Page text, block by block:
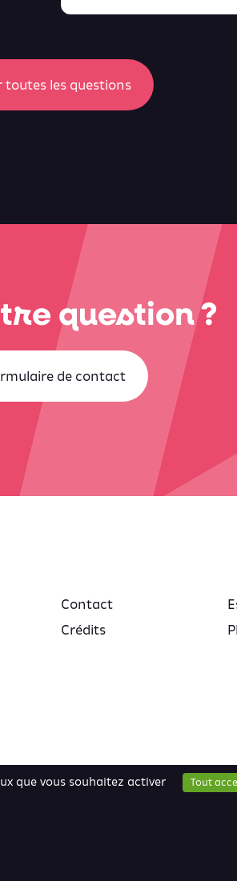
que vous souhaitez activer Tout
toutes les questions
question ?
de contact
Contact
Crédits